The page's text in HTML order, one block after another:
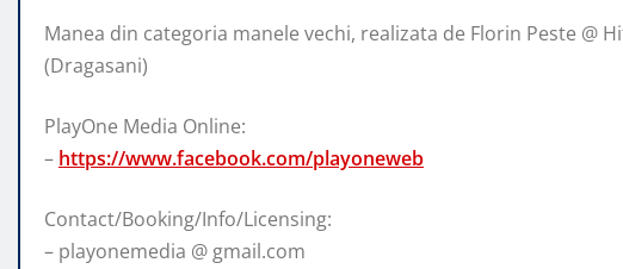
Manea din categoria manele vechi, realizata de Florin Peste @
(Dragasani)
PlayOne Media Online:
– https://www.facebook.com/playoneweb
Contact/Booking/Info/Licensing:
– playonemedia @ gmail.com